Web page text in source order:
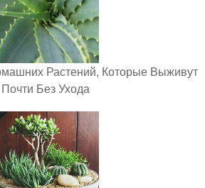
Растений, Которые Выживут
Почти Без Ухода